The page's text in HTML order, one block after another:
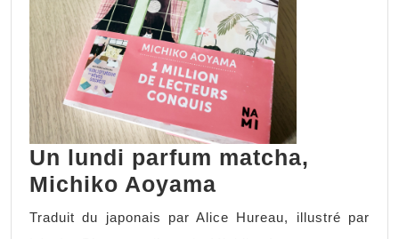
Un lundi parfum matcha,
Michiko Aoyama
Traduit du japonais par Alice Hureau, illustré par